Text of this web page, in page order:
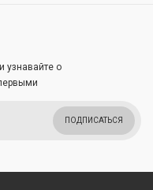
узнавайте о
ПОДПИСАТЬСЯ